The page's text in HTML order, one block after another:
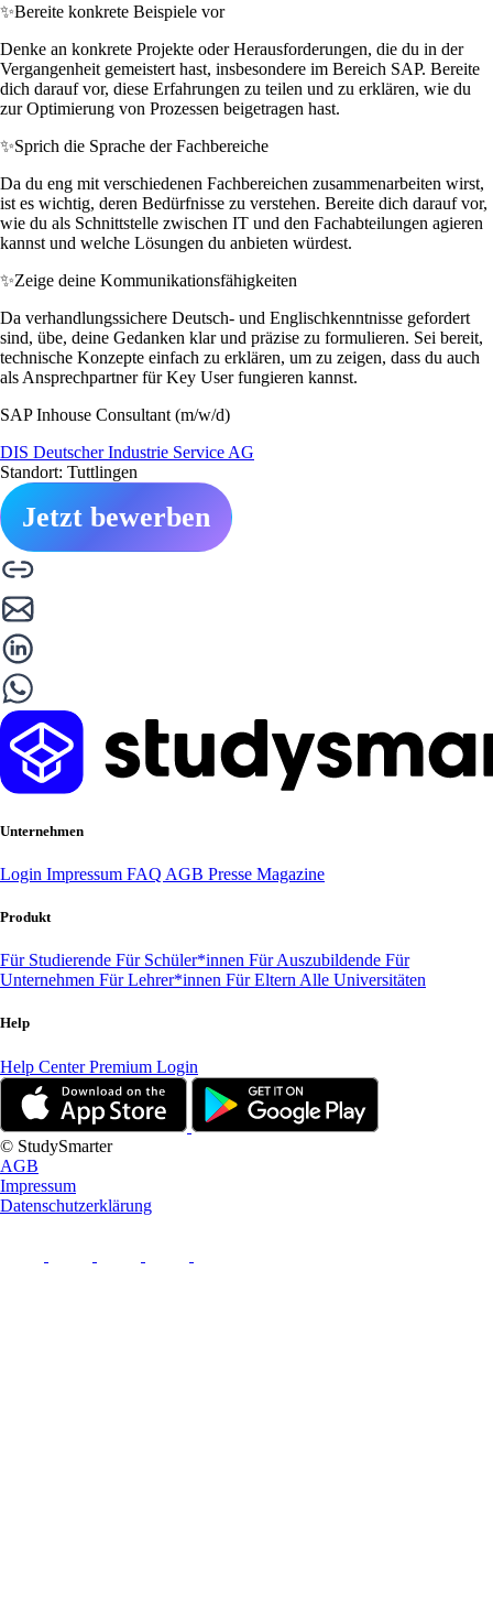
✨Bereite konkrete Beispiele vor
Denke an konkrete Projekte oder Herausforderungen, die du in der
Vergangenheit gemeistert hast, insbesondere im Bereich SAP. Bereite
dich darauf vor, diese Erfahrungen zu teilen und zu erklären, wie du
zur Optimierung von Prozessen beigetragen hast.
✨Sprich die Sprache der Fachbereiche
Da du eng mit verschiedenen Fachbereichen zusammenarbeiten wirst,
ist es wichtig, deren Bedürfnisse zu verstehen. Bereite dich darauf vor,
wie du als Schnittstelle zwischen IT und den Fachabteilungen agieren
kannst und welche Lösungen du anbieten würdest.
✨Zeige deine Kommunikationsfähigkeiten
Da verhandlungssichere Deutsch- und Englischkenntnisse gefordert
sind, übe, deine Gedanken klar und präzise zu formulieren. Sei bereit,
technische Konzepte einfach zu erklären, um zu zeigen, dass du auch
als Ansprechpartner für Key User fungieren kannst.
SAP Inhouse Consultant (m/w/d)
DIS Deutscher Industrie Service AG
Standort: Tuttlingen
Jetzt bewerben
Unternehmen
Login Impressum FAQ AGB Presse Magazine
Produkt
Für Studierende Für Schüler*innen Für Auszubildende Für
Unternehmen Für Lehrer*innen Für Eltern Alle Universitäten
Help
Help CenterPremium Login
© StudySmarter
AGB
Impressum
Datenschutzerklärung